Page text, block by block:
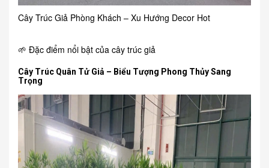
Cây Trúc Giả Phòng Khách – Xu Hướng Decor Hot
🌱 Đặc điểm nổi bật của cây trúc giả
Cây Trúc Quân Tử Giả – Biểu Tượng Phong Thủy Sang
Trọng